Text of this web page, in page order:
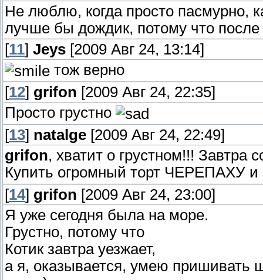
Не люблю, когда просто пасмурно,
лучше бы дождик, потому что после
[11] Jeys [2009 Авг 24, 13:14]
тож верно
[12] grifon [2009 Авг 24, 22:35]
Просто грустно
[13] natalge [2009 Авг 24, 22:49]
grifon, хватит о грустном!!! Завтра
Купить огромный торт ЧЕРЕПАХУ
[14] grifon [2009 Авг 24, 23:00]
Я уже сегодня была на море.
Грустно, потому что
Котик завтра уезжает,
а я, оказывается, умею пришивать